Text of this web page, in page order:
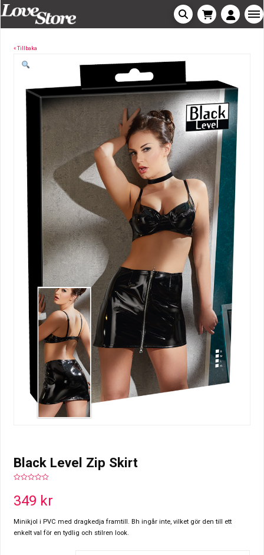
« Tillbaka
Black Level Zip Skirt
of
5
349 kr
Minikjol i PVC med dragkedja framtill. Bh ingår inte, vilket gör den till ett
enkelt val för en tydlig och stilren look.